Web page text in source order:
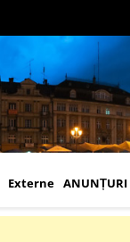
Externe ANUNȚURI